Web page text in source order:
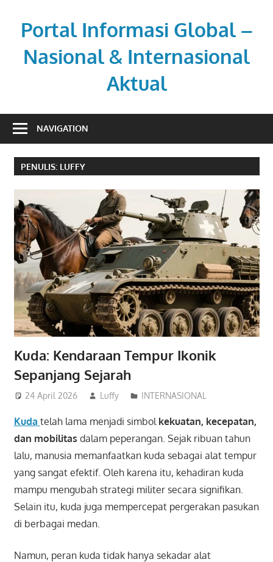
contentPortal Informasi Global –
Nasional & Internasional
Aktual
berita
untuk
pembaca
aktif.
NAVIGATION
PENULIS: LUFFY
Kuda: Kendaraan Tempur Ikonik
Sepanjang Sejarah
24 April 2026 Luffy INTERNASIONAL
Kuda telah lama menjadi simbol kekuatan, kecepatan,
dan mobilitas dalam peperangan. Sejak ribuan tahun
lalu, manusia memanfaatkan kuda sebagai alat tempur
yang sangat efektif. Oleh karena itu, kehadiran kuda
mampu mengubah strategi militer secara signifikan.
Selain itu, kuda juga mempercepat pergerakan pasukan
di berbagai medan.
Namun, peran kuda tidak hanya sekadar alat